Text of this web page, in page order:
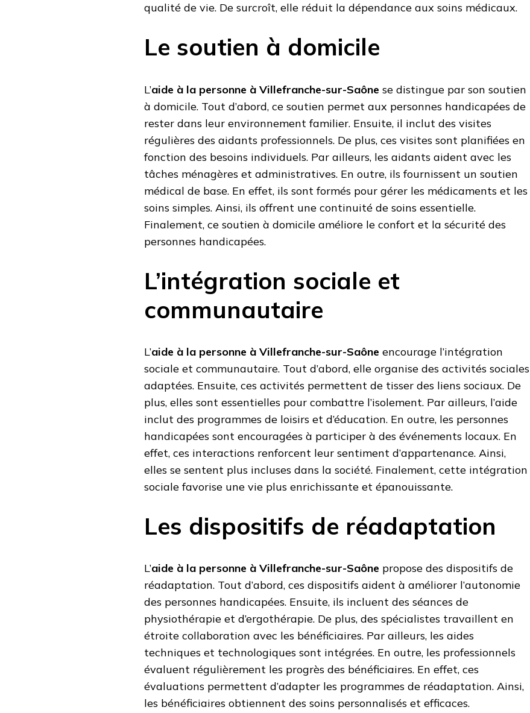
qualité de vie. De surcroît, elle réduit la dépendance aux soins médicaux.
Le soutien à domicile
L’aide à la personne à Villefranche-sur-Saône se distingue par son soutien
à domicile. Tout d’abord, ce soutien permet aux personnes handicapées de
rester dans leur environnement familier. Ensuite, il inclut des visites
régulières des aidants professionnels. De plus, ces visites sont planifiées en
fonction des besoins individuels. Par ailleurs, les aidants aident avec les
tâches ménagères et administratives. En outre, ils fournissent un soutien
médical de base. En effet, ils sont formés pour gérer les médicaments et les
soins simples. Ainsi, ils offrent une continuité de soins essentielle.
Finalement, ce soutien à domicile améliore le confort et la sécurité des
personnes handicapées.
L’intégration sociale et
communautaire
L’aide à la personne à Villefranche-sur-Saône encourage l’intégration
sociale et communautaire. Tout d’abord, elle organise des activités sociales
adaptées. Ensuite, ces activités permettent de tisser des liens sociaux. De
plus, elles sont essentielles pour combattre l’isolement. Par ailleurs, l’aide
inclut des programmes de loisirs et d’éducation. En outre, les personnes
handicapées sont encouragées à participer à des événements locaux. En
effet, ces interactions renforcent leur sentiment d’appartenance. Ainsi,
elles se sentent plus incluses dans la société. Finalement, cette intégration
sociale favorise une vie plus enrichissante et épanouissante.
Les dispositifs de réadaptation
L’aide à la personne à Villefranche-sur-Saône propose des dispositifs de
réadaptation. Tout d’abord, ces dispositifs aident à améliorer l’autonomie
des personnes handicapées. Ensuite, ils incluent des séances de
physiothérapie et d’ergothérapie. De plus, des spécialistes travaillent en
étroite collaboration avec les bénéficiaires. Par ailleurs, les aides
techniques et technologiques sont intégrées. En outre, les professionnels
évaluent régulièrement les progrès des bénéficiaires. En effet, ces
évaluations permettent d’adapter les programmes de réadaptation. Ainsi,
les bénéficiaires obtiennent des soins personnalisés et efficaces.